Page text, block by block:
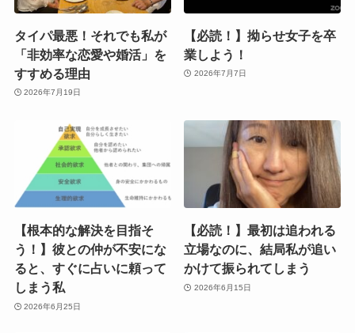
タイパ最悪！それでも私が
「非効率な恋愛や婚活」を
すすめる理由
2026年7月19日
【必読！】拗らせ女子を卒
業しよう！
2026年7月7日
【根本的な解決を目指そ
う！】彼との仲が不安にな
ると、すぐに占いに頼って
しまう私
2026年6月25日
【必読！】最初は追われる
立場なのに、結局私が追い
かけて振られてしまう
2026年6月15日